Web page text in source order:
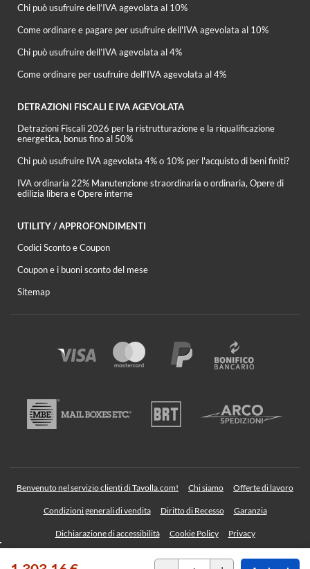
Chi può usufruire dell’IVA agevolata al 10%
Come ordinare e pagare per usufruire dell'IVA agevolata al 10%
Chi può usufruire dell’IVA agevolata al 4%
Come ordinare per usufruire dell'IVA agevolata al 4%
DETRAZIONI FISCALI E IVA AGEVOLATA
Detrazioni Fiscali 2026 per la ristrutturazione e la riqualificazione
energetica, bonus fino al 50%
Chi può usufruire IVA agevolata 4% o 10% per l'acquisto di beni finiti?
IVA ordinaria 22% Manutenzione straordinaria o ordinaria, Opere di
edilizia libera e Opere interne
UTILITY / APPROFONDIMENTI
Codici Sconto e Coupon
Coupon e i buoni sconto del mese
Sitemap
Benvenuto nel servizio clienti di Tavolla.com! Chi siamo Offerte di lavoro
Condizioni generali di vendita Diritto di Recesso Garanzia
Dichiarazione di accessibilità Cookie Policy Privacy
TAVOLLA Srl - Sede legale: Via Albegno, 36 23854 Olginate (Lecco) Italy | P. IVA